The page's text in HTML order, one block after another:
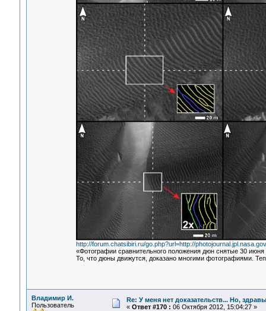
http://forum.chatsibiri.ru/go.php?url=http://
«Фотографии сравнительного положения дюн снятые 30 июня
То, что дюны движутся, доказано многими фотографиями.
Владимир И.
Пользователь
Re: У меня нет доказательств... Но,
« Ответ #170 : 06 Октября 2012, 15:04:27 »